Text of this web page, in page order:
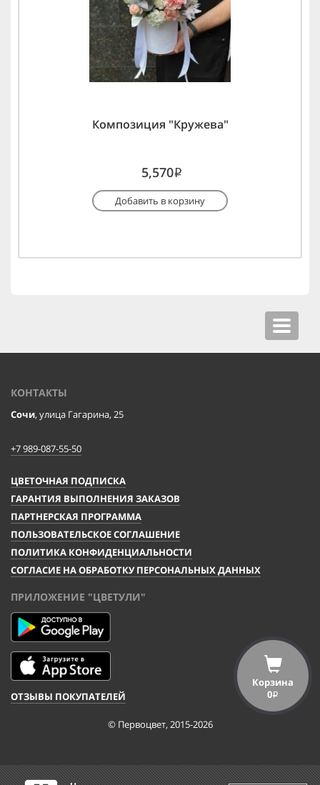
Композиция "Кружева"
5,570i
Добавить в корзину
Toggle
КОНТАКТЫ
Сочи, улица Гагарина, 25
+7 989-087-55-50
ЦВЕТОЧНАЯ ПОДПИСКА
ГАРАНТИЯ ВЫПОЛНЕНИЯ ЗАКАЗОВ
ПАРТНЕРСКАЯ ПРОГРАММА
ПОЛЬЗОВАТЕЛЬСКОЕ СОГЛАШЕНИЕ
ПОЛИТИКА КОНФИДЕНЦИАЛЬНОСТИ
СОГЛАСИЕ НА ОБРАБОТКУ ПЕРСОНАЛЬНЫХ ДАННЫХ
ПРИЛОЖЕНИЕ "ЦВЕТУЛИ"
ОТЗЫВЫ ПОКУПАТЕЛЕЙ
© Первоцвет, 2015-2026
Корзина
0i